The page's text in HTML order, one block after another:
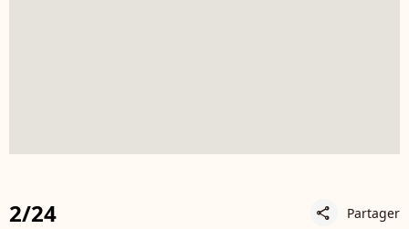
2/24 share Partager